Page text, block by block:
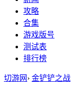
攻略
合集
游戏版号
测试表
排行榜
切游网 › 金铲铲之战